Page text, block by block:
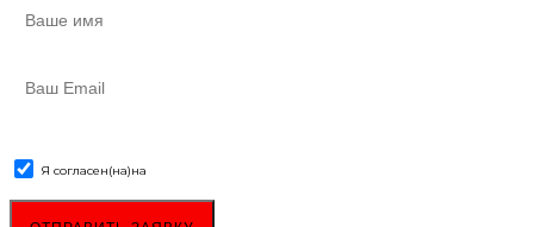
Я согласен(на)на